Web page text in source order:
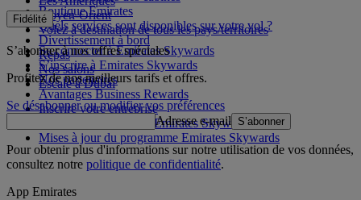
Moyen-Orient
Volez à destination de tous les pays/territoires
Boutique Emirates
Quels services sont disponibles sur votre vol ?
Divertissement à bord
Repas
Nos salons
Escale à Dubai
Fidélité
Se connecter à Emirates Skywards
S’inscrire à Emirates Skywards
Nos partenaires
Avantages Business Rewards
Inscrire votre entreprise
Règles du programme Emirates Skywards
Mises à jour du programme Emirates Skywards
S’abonner à nos offres spéciales
Profitez de nos meilleurs tarifs et offres.
Se désabonner ou modifier vos préférences
Adresse e-mail S’abonner
Pour obtenir plus d'informations sur notre utilisation de vos données,
consultez notre politique de confidentialité.
App Emirates